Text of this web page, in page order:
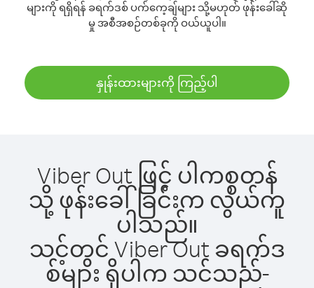
များကို ရရှိရန် ခရက်ဒစ် ပက်ကေ့ချ်များ သို့မဟုတ် ဖုန်းခေါ်ဆို
မှု အစီအစဉ်တစ်ခုကို ဝယ်ယူပါ။
နှုန်းထားများကို ကြည့်ပါ
Viber Out ဖြင့် ပါကစ္စတန်
သို့ ဖုန်းခေါ်ခြင်းက လွယ်ကူ
ပါသည်။
သင့်တွင် Viber Out ခရက်ဒ
စ်များ ရှိပါက သင်သည်-